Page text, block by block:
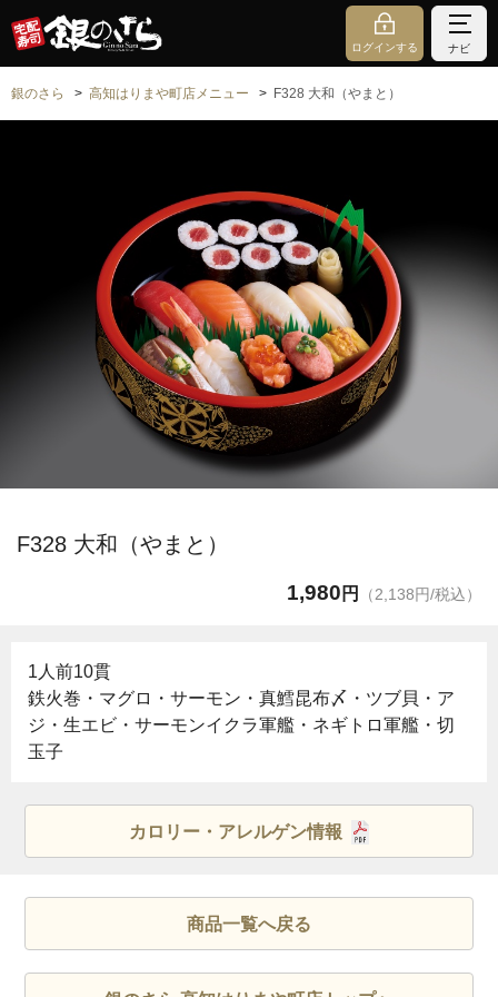
ログインする ナビ
銀のさら 高知はりまや町店メニュー F328 大和（やまと）
F328 大和（やまと）
1,980 円 （2,138円/税込）
1人前10貫
鉄火巻・マグロ・サーモン・真鱈昆布〆・ツブ貝・ア
ジ・生エビ・サーモンイクラ軍艦・ネギトロ軍艦・切
玉子
カロリー・アレルゲン情報
商品一覧へ戻る